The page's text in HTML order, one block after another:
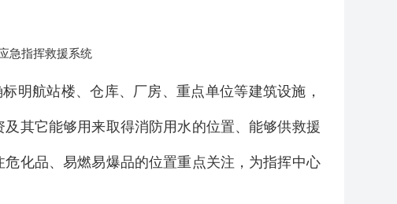
明航站楼、仓库、厂房、重点单位等建筑设施，
其它能够用来取得消防用水的位置、能够供救援
化品、易燃易爆品的位置重点关注，为指挥中心